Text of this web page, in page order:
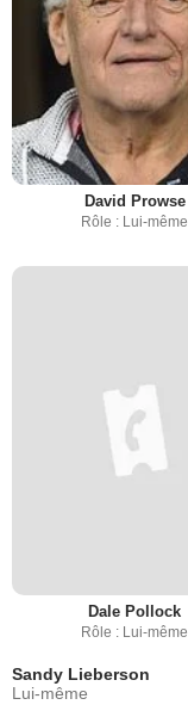
David Prowse
Rôle : Lui-même
Dale Pollock
Rôle : Lui-même
Sandy Lieberson
Lui-même